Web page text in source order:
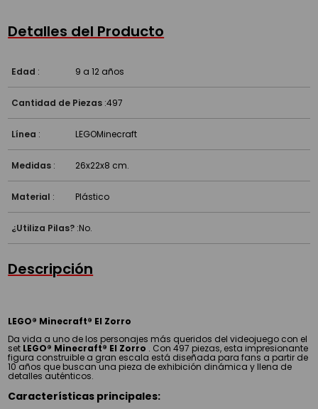
¿Es compatible con otros Lego?
Detalles del Producto
Edad : 9 a 12 años
Cantidad de Piezas :497
Línea : LEGOMinecraft
Medidas : 26x22x8 cm.
Material : Plástico
¿Utiliza Pilas? :No.
Descripción
LEGO® Minecraft® El Zorro
Da vida a uno de los personajes más queridos del videojuego con el
set LEGO® Minecraft® El Zorro . Con 497 piezas, esta impresionante
figura construible a gran escala está diseñada para fans a partir de
10 años que buscan una pieza de exhibición dinámica y llena de
detalles auténticos.
Características principales: